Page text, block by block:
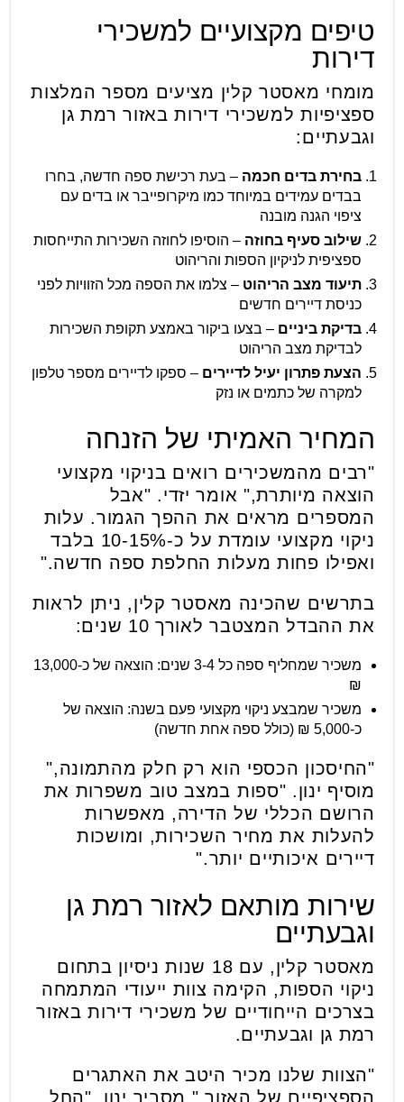
טיפים מקצועיים למשכירי
דירות
מומחי מאסטר קלין מציעים מספר המלצות
ספציפיות למשכירי דירות באזור רמת גן
וגבעתיים:
בחירת בדים חכמה – בעת רכישת ספה חדשה, בחרו
בבדים עמידים במיוחד כמו מיקרופייבר או בדים עם
ציפוי הגנה מובנה
שילוב סעיף בחוזה – הוסיפו לחוזה השכירות התייחסות
ספציפית לניקיון הספות והריהוט
תיעוד מצב הריהוט – צלמו את הספה מכל הזוויות לפני
כניסת דיירים חדשים
בדיקת ביניים – בצעו ביקור באמצע תקופת השכירות
לבדיקת מצב הריהוט
הצעת פתרון יעיל לדיירים – ספקו לדיירים מספר טלפון
למקרה של כתמים או נזק
המחיר האמיתי של הזנחה
"רבים מהמשכירים רואים בניקוי מקצועי
הוצאה מיותרת," אומר יזדי. "אבל
המספרים מראים את ההפך הגמור. עלות
ניקוי מקצועי עומדת על כ-10-15% בלבד
ואפילו פחות מעלות החלפת ספה חדשה."
בתרשים שהכינה מאסטר קלין, ניתן לראות
את ההבדל המצטבר לאורך 10 שנים:
משכיר שמחליף ספה כל 3-4 שנים: הוצאה של כ-13,000
₪
משכיר שמבצע ניקוי מקצועי פעם בשנה: הוצאה של
כ-5,000 ₪ (כולל ספה אחת חדשה)
"החיסכון הכספי הוא רק חלק מהתמונה,"
מוסיף ינון. "ספות במצב טוב משפרות את
הרושם הכללי של הדירה, מאפשרות
להעלות את מחיר השכירות, ומושכות
דיירים איכותיים יותר."
שירות מותאם לאזור רמת גן
וגבעתיים
מאסטר קלין, עם 18 שנות ניסיון בתחום
ניקוי הספות, הקימה צוות ייעודי המתמחה
בצרכים הייחודיים של משכירי דירות באזור
רמת גן וגבעתיים.
"הצוות שלנו מכיר היטב את האתגרים
הספציפיים של האזור," מסביר ינון. "החל